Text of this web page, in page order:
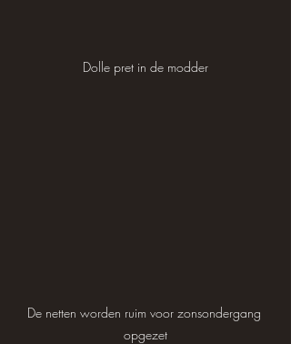
Dolle pret in de modder
De netten worden ruim voor zonsondergang
opgezet